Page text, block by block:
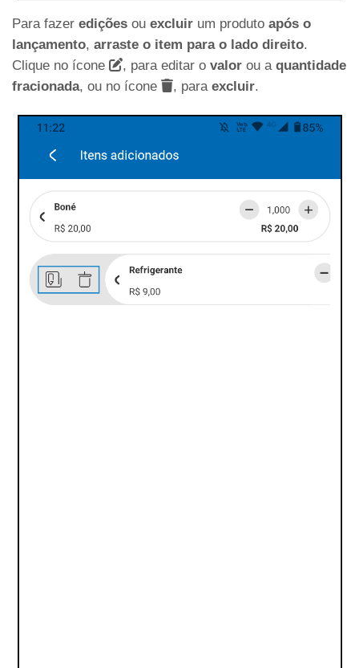
Para fazer edições ou excluir um produto após o
lançamento, arraste o item para o lado direito.
Clique no ícone
, para editar o valor ou a quantidade
fracionada, ou no ícone , para excluir.